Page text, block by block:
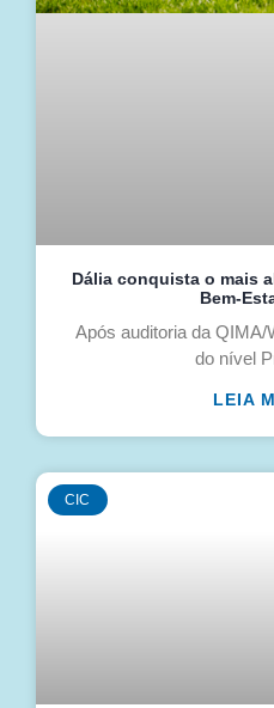
Dália conquista o mais
Bem-
Após auditoria da
do nível
LEIA
CIC